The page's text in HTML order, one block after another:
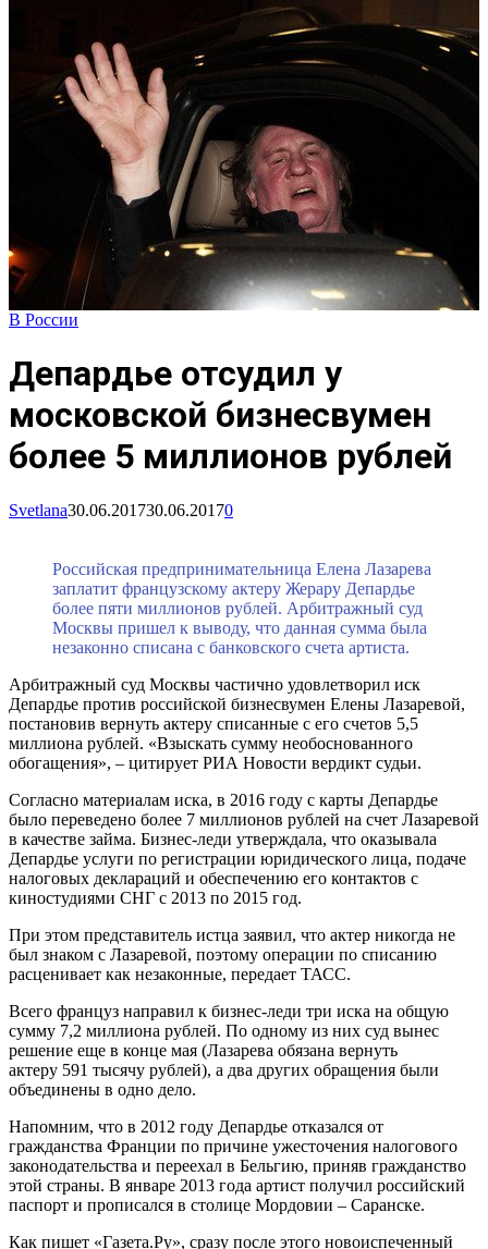
В России
Депардье отсудил у
московской бизнесвумен
более 5 миллионов рублей
Svetlana30.06.201730.06.20170
Российская предпринимательница Елена Лазарева
заплатит французскому актеру Жерару Депардье
более пяти миллионов рублей. Арбитражный суд
Москвы пришел к выводу, что данная сумма была
незаконно списана с банковского счета артиста.
Арбитражный суд Москвы частично удовлетворил иск
Депардье против российской бизнесвумен Елены Лазаревой,
постановив вернуть актеру списанные с его счетов 5,5
миллиона рублей. «Взыскать сумму необоснованного
обогащения», – цитирует РИА Новости вердикт судьи.
Согласно материалам иска, в 2016 году с карты Депардье
было переведено более 7 миллионов рублей на счет Лазаревой
в качестве займа. Бизнес-леди утверждала, что оказывала
Депардье услуги по регистрации юридического лица, подаче
налоговых деклараций и обеспечению его контактов с
киностудиями СНГ с 2013 по 2015 год.
При этом представитель истца заявил, что актер никогда не
был знаком с Лазаревой, поэтому операции по списанию
расценивает как незаконные, передает ТАСС.
Всего француз направил к бизнес-леди три иска на общую
сумму 7,2 миллиона рублей. По одному из них суд вынес
решение еще в конце мая (Лазарева обязана вернуть
актеру 591 тысячу рублей), а два других обращения были
объединены в одно дело.
Напомним, что в 2012 году Депардье отказался от
гражданства Франции по причине ужесточения налогового
законодательства и переехал в Бельгию, приняв гражданство
этой страны. В январе 2013 года артист получил российский
паспорт и прописался в столице Мордовии – Саранске.
Как пишет «Газета.Ру», сразу после этого новоиспеченный